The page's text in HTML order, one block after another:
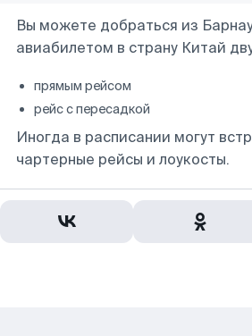
Вы можете добраться из
авиабилетом в страну Китай
прямым рейсом
рейс с пересадкой
Иногда в расписании могут
чартерные рейсы и лоукосты.